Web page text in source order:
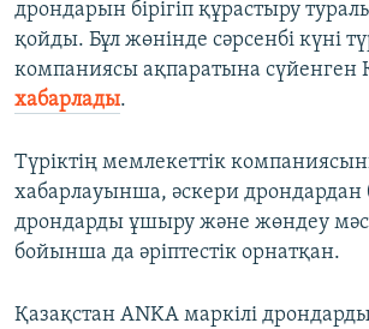
дрондарын бірігіп құрастыру
қойды. Бұл жөнінде сәрсенбі күні
компаниясы ақпаратына сүйенген
хабарлады.
Түріктің мемлекеттік
хабарлауынша, әскери дрондардан
дрондарды ұшыру және жөндеу
бойынша да әріптестік орнатқан.
Қазақстан ANKA маркілі